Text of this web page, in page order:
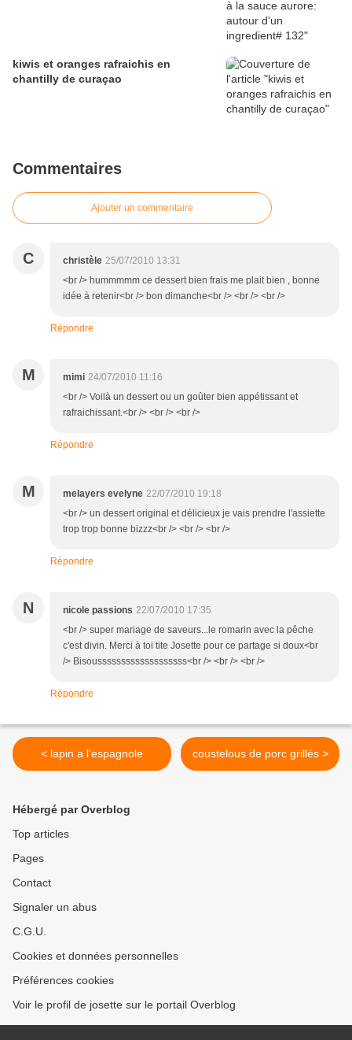
kiwis et oranges rafraichis en
chantilly de curaçao
Commentaires
Ajouter un commentaire
C christèle 25/07/2010 13:31
<br /> hummmmm ce dessert bien frais me plait bien , bonne
idée à retenir<br /> bon dimanche<br /> <br /> <br />
Répondre
M mimi 24/07/2010 11:16
<br /> Voilà un dessert ou un goûter bien appétissant et
rafraichissant.<br /> <br /> <br />
Répondre
M melayers evelyne 22/07/2010 19:18
<br /> un dessert original et délicieux je vais prendre l'assiette
trop trop bonne bizzz<br /> <br /> <br />
Répondre
N nicole passions 22/07/2010 17:35
<br /> super mariage de saveurs...le romarin avec la pêche
c'est divin. Merci à toi tite Josette pour ce partage si doux<br
/> Bisousssssssssssssssssss<br /> <br /> <br />
Répondre
< lapin a l'espagnole coustelous de porc grillés >
Hébergé par Overblog
Top articles
Pages
Contact
Signaler un abus
C.G.U.
Cookies et données personnelles
Préférences cookies
Voir le profil de josette sur le portail Overblog